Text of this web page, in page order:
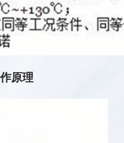
原理